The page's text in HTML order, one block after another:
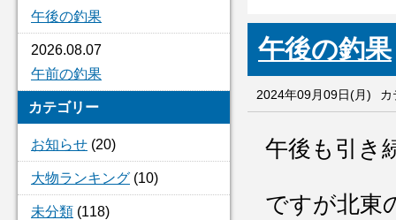
午後の釣果
2026.08.07
午前の釣果
カテゴリー
お知らせ (20)
大物ランキング (10)
未分類 (118)
午後の釣果
2024年09月09日(月) カ
午後も引き
ですが北東